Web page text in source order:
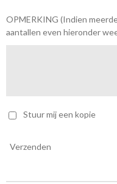
OPMERKING (Indien
aantallen even hieronder
Stuur mij een kopie
Verzenden